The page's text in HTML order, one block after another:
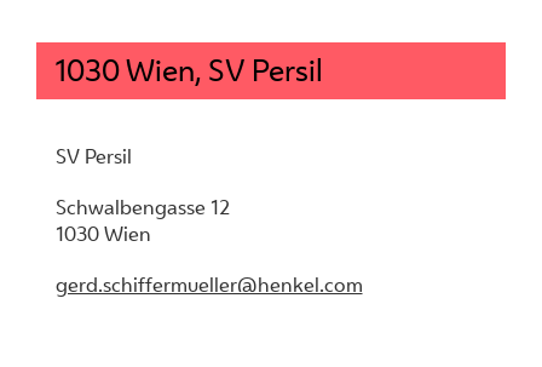
1030 Wien, SV Persil
SV Persil
Schwalbengasse 12
1030 Wien
gerd.schiffermueller@henkel.com